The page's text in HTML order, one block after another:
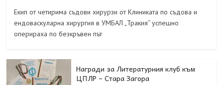
Екип от четирима съдови хирурзи от Клиниката по съдова и
ендоваскуларна хирургия в УМБАЛ „Тракия“ успешно
оперираха по безкръвен път
Награди за Литературния клуб към
ЦПЛР – Стара Загора